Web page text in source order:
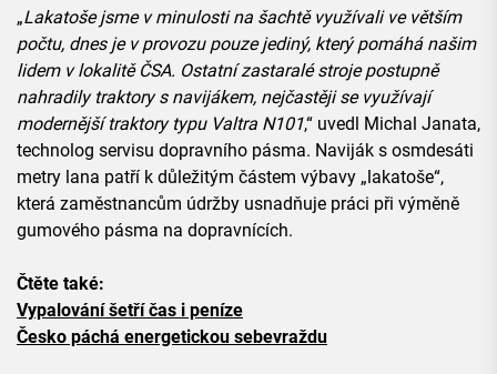
„Lakatoše jsme v minulosti na šachtě využívali ve větším
počtu, dnes je v provozu pouze jediný, který pomáhá našim
lidem v lokalitě ČSA. Ostatní zastaralé stroje postupně
nahradily traktory s navijákem, nejčastěji se využívají
modernější traktory typu Valtra N101,“ uvedl Michal Janata,
technolog servisu dopravního pásma. Naviják s osmdesáti
metry lana patří k důležitým částem výbavy „lakatoše“,
která zaměstnancům údržby usnadňuje práci při výměně
gumového pásma na dopravnících.
Čtěte také:
Vypalování šetří čas i peníze
Česko páchá energetickou sebevraždu